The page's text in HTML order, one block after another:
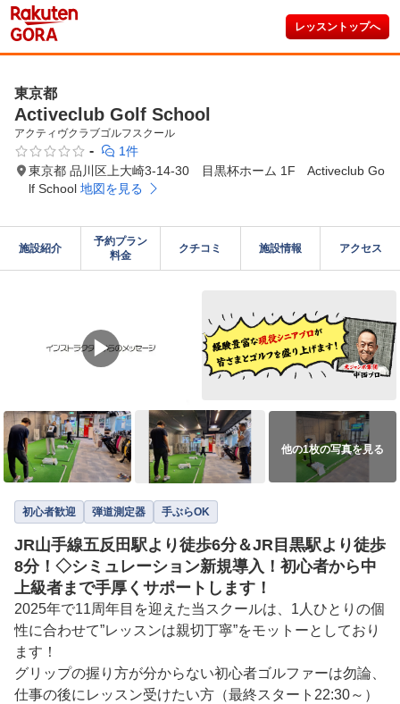
レッスントップへ
東京都
Activeclub Golf School
アクティヴクラブゴルフスクール
-
1件
東京都 品川区上大崎3-14-30 目黒杯ホーム 1F Activeclub Go
lf School 地図を見る
施設紹介
予約プラン
料金
クチコミ 施設情報 アクセス
▶
他の1枚の写真を見る
初心者歓迎 弾道測定器 手ぶらOK
JR山手線五反田駅より徒歩6分＆JR目黒駅より徒歩
8分！◇シミュレーション新規導入！初心者から中
上級者まで手厚くサポートします！
2025年で11周年目を迎えた当スクールは、1人ひとりの個
性に合わせて”レッスンは親切丁寧”をモットーとしており
ます！
グリップの握り方が分からない初心者ゴルファーは勿論、
仕事の後にレッスン受けたい方（最終スタート22:30～）